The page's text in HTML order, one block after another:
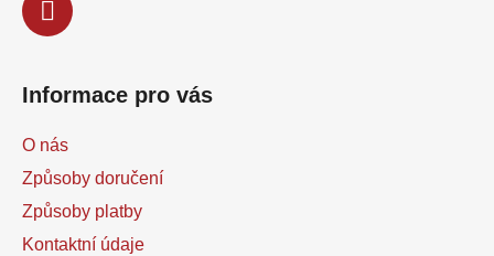
Informace pro vás
O nás
Způsoby doručení
Způsoby platby
Kontaktní údaje